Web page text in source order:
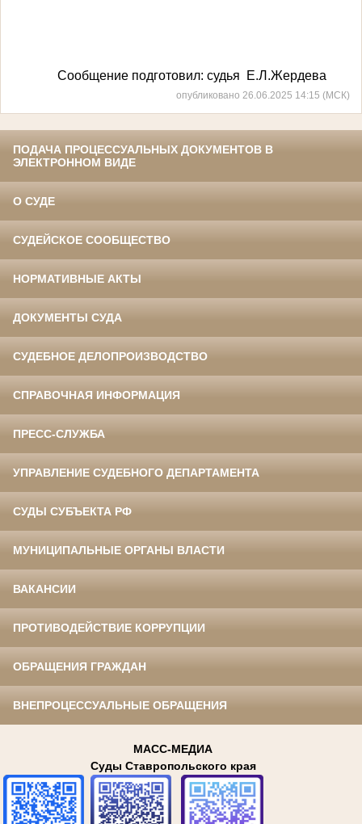
Сообщение подготовил: судья Е.Л.Жердева
опубликовано 26.06.2025 14:15 (МСК)
ПОДАЧА ПРОЦЕССУАЛЬНЫХ ДОКУМЕНТОВ В
ЭЛЕКТРОННОМ ВИДЕ
О СУДЕ
СУДЕЙСКОЕ СООБЩЕСТВО
НОРМАТИВНЫЕ АКТЫ
ДОКУМЕНТЫ СУДА
СУДЕБНОЕ ДЕЛОПРОИЗВОДСТВО
СПРАВОЧНАЯ ИНФОРМАЦИЯ
ПРЕСС-СЛУЖБА
УПРАВЛЕНИЕ СУДЕБНОГО ДЕПАРТАМЕНТА
СУДЫ СУБЪЕКТА РФ
МУНИЦИПАЛЬНЫЕ ОРГАНЫ ВЛАСТИ
ВАКАНСИИ
ПРОТИВОДЕЙСТВИЕ КОРРУПЦИИ
ОБРАЩЕНИЯ ГРАЖДАН
ВНЕПРОЦЕССУАЛЬНЫЕ ОБРАЩЕНИЯ
МАСС-МЕДИА
Суды Ставропольского края